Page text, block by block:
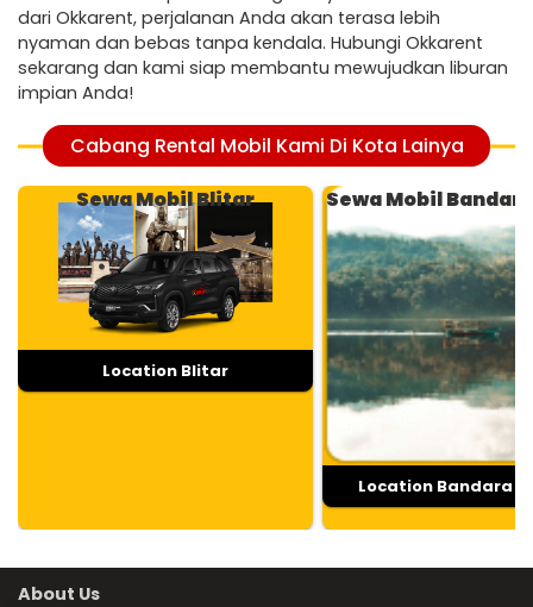
dari Okkarent, perjalanan Anda akan terasa lebih
nyaman dan bebas tanpa kendala. Hubungi Okkarent
sekarang dan kami siap membantu mewujudkan liburan
impian Anda!
Cabang Rental Mobil Kami Di Kota Lainya
Sewa Mobil Blitar
Location Blitar
Sewa Mobil
Location Bandara
About Us